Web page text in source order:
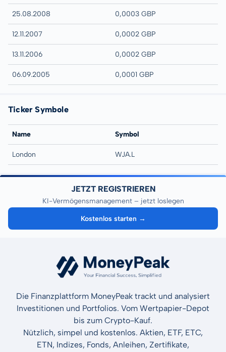
25.08.2008 0,0003 GBP
12.11.2007 0,0002 GBP
13.11.2006 0,0002 GBP
06.09.2005 0,0001 GBP
Ticker Symbole
Name Symbol
London WJA.L
JETZT REGISTRIEREN
KI-Vermögensmanagement – jetzt loslegen
Kostenlos starten →
Die Finanzplattform MoneyPeak trackt und analysiert
Investitionen und Portfolios. Vom Wertpapier-Depot
bis zum Crypto-Kauf.
Nützlich, simpel und kostenlos. Aktien, ETF, ETC,
ETN, Indizes, Fonds, Anleihen, Zertifikate,